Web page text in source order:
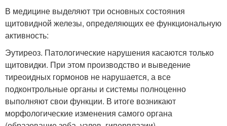
В медицине выделяют три основных состояния
щитовидной железы, определяющих ее функциональную
активность:
Эутиреоз. Патологические нарушения касаются только
щитовидки. При этом производство и выведение
тиреоидных гормонов не нарушается, а все
подконтрольные органы и системы полноценно
выполняют свои функции. В итоге возникают
морфологические изменения самого органа